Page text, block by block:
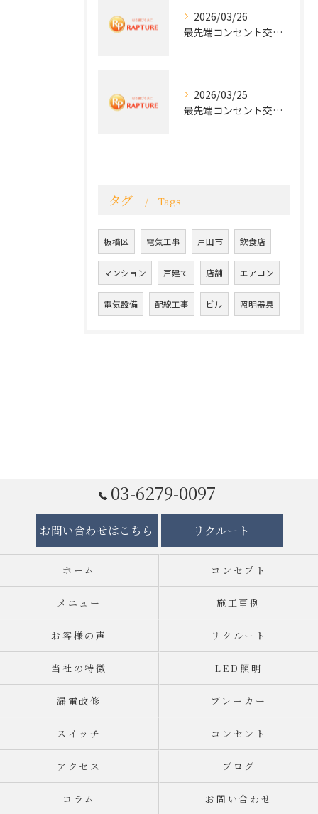
2026/03/26
最先端コンセント交換で快適な生活を実現する電気工事の技術
2026/03/25
最先端コンセント交換で実現する安全と快適な住環境
タグ Tags
板橋区 電気工事 戸田市 飲食店
マンション 戸建て 店舗 エアコン
電気設備 配線工事 ビル 照明器具
03-6279-0097
お問い合わせはこちら リクルート
ホーム コンセプト
メニュー 施工事例
お客様の声 リクルート
当社の特徴 LED照明
漏電改修 ブレーカー
スイッチ コンセント
アクセス ブログ
コラム お問い合わせ